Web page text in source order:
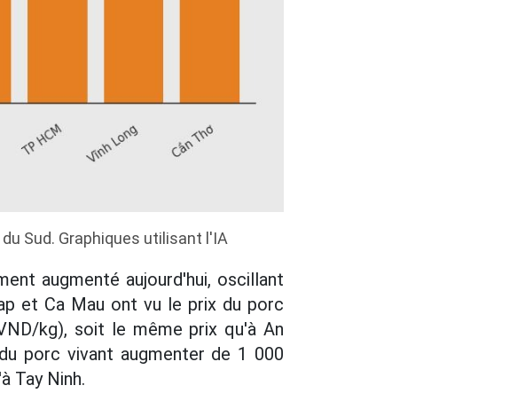
Sud. Graphiques utilisant l'IA
augmenté aujourd'hui, oscillant
et Ca Mau ont vu le prix du porc
kg), soit le même prix qu'à An
porc vivant augmenter de 1 000
Tay Ninh.